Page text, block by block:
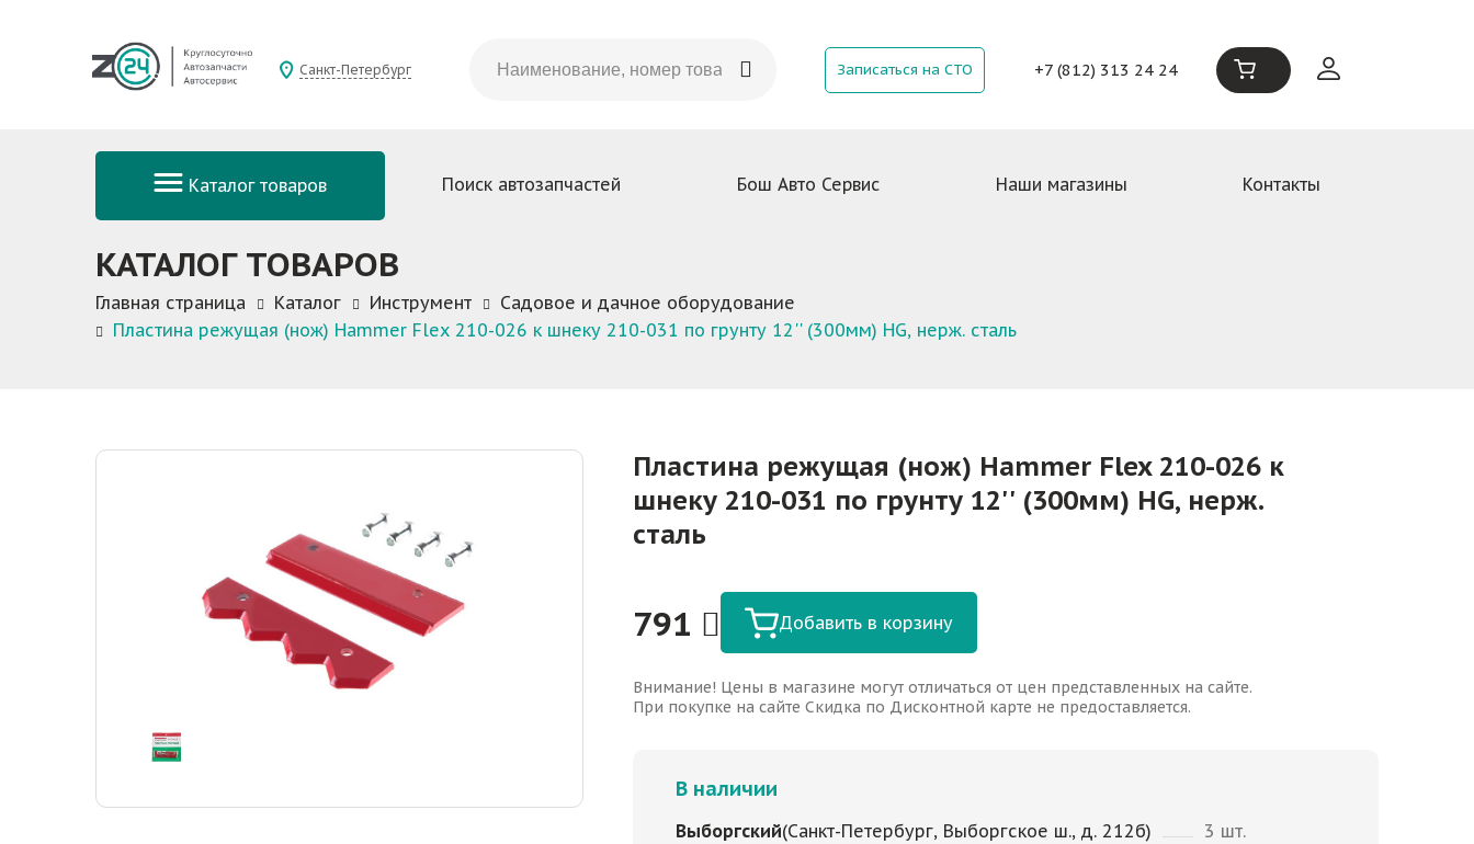
Санкт-Петербург Записаться на СТО +7 (812) 313 24 24
Каталог товаров Поиск автозапчастей Бош Авто Сервис Наши магазины Контакты
КАТАЛОГ ТОВАРОВ
Главная страница Каталог Инструмент
Садовое и дачное оборудование
Пластина режущая (нож) Hammer Flex 210-026 к шнеку 210-031 по грунту 12'' (300мм) HG, нерж. сталь
Пластина режущая (нож) Hammer Flex 210-026 к
шнеку 210-031 по грунту 12'' (300мм) HG, нерж.
сталь
791 Добавить в корзину
Внимание! Цены в магазине могут отличаться от цен представленных на сайте.
При покупке на сайте Скидка по Дисконтной карте не предоставляется.
В наличии
Выборгский(Санкт-Петербург, Выборгское ш., д. 212б) 3 шт.